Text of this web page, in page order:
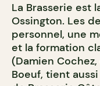
La Brasserie est
Ossington. Les
personnel, une
et la formation
(Damien
Boeuf, tient